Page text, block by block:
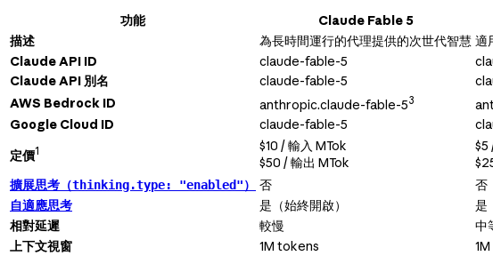
功能 Claude Fable 5
描述
為長時間運行的代理提供的次世代智慧 適
Claude API ID
claude-fable-5
Claude API 別名
claude-fable-5
AWS Bedrock ID
anthropic.claude-fable-53
Google Cloud ID
claude-fable-5
定價1
$10 / 輸入 MTok
$50 / 輸出 MTok
$5
擴展思考（thinking.type: "enabled"） 否 否
自適應思考
是（始終開啟） 是
相對延遲
較慢 中
上下文視窗
1M tokens